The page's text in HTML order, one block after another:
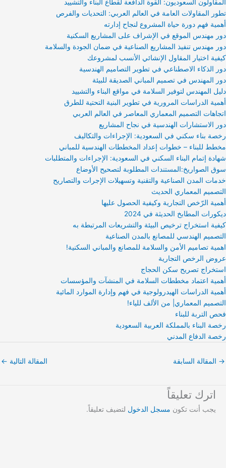
المقاولون السعوديون: القوة الدافعة لقطاع البناء والتشييد
تطور المقاولات العامة في العالم العربي: التحديات والفرص
أهمية فهم دورة حياة المشروع لنجاح إدارته
دور مهندس الموقع في الإشراف على المشاريع السكنية
دور مهندس تنفيذ المشاريع الصناعية في ضمان الجودة والسلامة
كيفية اختيار المقاول الإنشائي الأنسب لمشروعك
دور الذكاء الاصطناعي في تطوير التصاميم الهندسية
دور المهندس في تصميم المباني الصديقة للبيئة
دليل المهندس لتوفير السلامة في مواقع البناء والتشييد
أهمية الدراسات المرورية في تطوير البنية التحتية للطرق
اتجاهات التصميم المعماري المعاصر في العالم العربي
دور الاستشارات الهندسية في نجاح المشاريع
رخصة بناء سكني في السعودية: الإجراءات والتكاليف
مخطط للبناء – خطوات إعداد المخططات الهندسية للمباني
شهادة إتمام البناء السكني في السعودية: الإجراءات والمتطلبات
سوق الصواريخ:المستندات المطلوبة لتصحيح الأوضاع
خدمات المدن الصناعية والتقنية وتسهيلات الإجرات والتصاريح
التصميم المعماري الحديث
أهمية الرّخص التجارية وكيفية الحصول عليها
ديكورات المطابخ الحديثة في 2024
كيفية استخراج ترخيص البيئة والتشريعات المرتبطة به
التصميم الهندسي للمصانع بالمدن الصناعية
اهمية تصاميم الأمن والسلامة للمصانع والمباني السكنية!
عروض الرخص التجارية
استخراج تصريح سكن الحجاج
أهمية اعتماد مخططات السلامة في المنشآت والمؤسسات
أهمية الدراسات الهيدرولوجية في فهم وإدارة الموارد المائية
التصميم المعماري| من الألف للياء!
فحص التربة للبناء
رخصة البناء بالمملكة العربية السعودية
رخصة الدفاع المدني
→ المقالة السابقة المقالة التالية ←
اترك تعليقاً
يجب أنت تكون مسجل الدخول لتضيف تعليقاً.